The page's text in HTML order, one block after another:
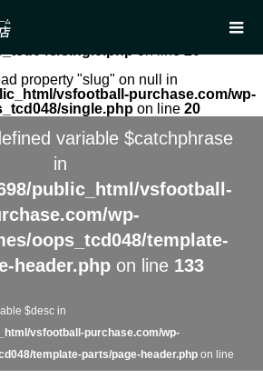
key 0 in
vsfootball-purchase.com/wp-
property "slug" on null in
vsfootball-purchase.com/wp-
single.php on line 20
variable $catchphrase
in
public_html/vsfootball-
wp-
oops_tcd048/template-
header.phpon line 133
$desc in
vsfootball-purchase.com/wp-
template-parts/page-header.phpon line